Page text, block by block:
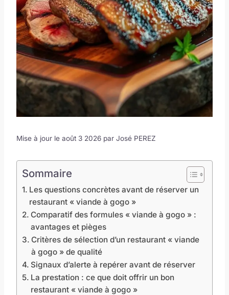
Mise à jour le août 3 2026 par José PEREZ
Sommaire
Les questions concrètes avant de réserver un
restaurant « viande à gogo »
Comparatif des formules « viande à gogo » :
avantages et pièges
Critères de sélection d’un restaurant « viande
à gogo » de qualité
Signaux d’alerte à repérer avant de réserver
La prestation : ce que doit offrir un bon
restaurant « viande à gogo »